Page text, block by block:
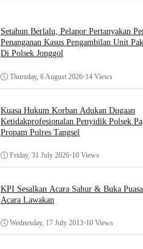
Setahun Berlalu, Pelapor Pertanyakan
Penanganan Kasus Pengambilan Unit
Di Polsek Jonggol
Thursday, 6 August 2026•14 Views
Kuasa Hukum Korban Adukan Dugaan
Ketidakprofesionalan Penyidik Polsek
Propam Polres Tangsel
Friday, 31 July 2026•10 Views
KPI Sesalkan Acara Sahur & Buka
Acara Lawakan
Wednesday, 17 July 2013•10 Views